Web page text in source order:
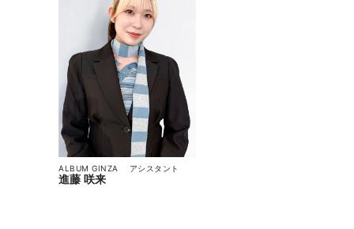
進藤 咲来
ALBUM GINZA アシスタント